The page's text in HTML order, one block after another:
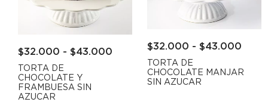
$32.000 - $43.000
TORTA DE
CHOCOLATE Y
FRAMBUESA SIN
AZUCAR
$32.000 - $43.000
TORTA DE
CHOCOLATE MANJAR
SIN AZUCAR